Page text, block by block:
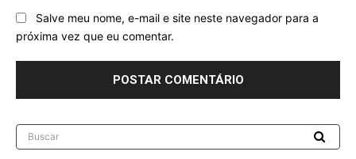
Salve meu nome, e-mail e site neste navegador para a
próxima vez que eu comentar.
Buscar